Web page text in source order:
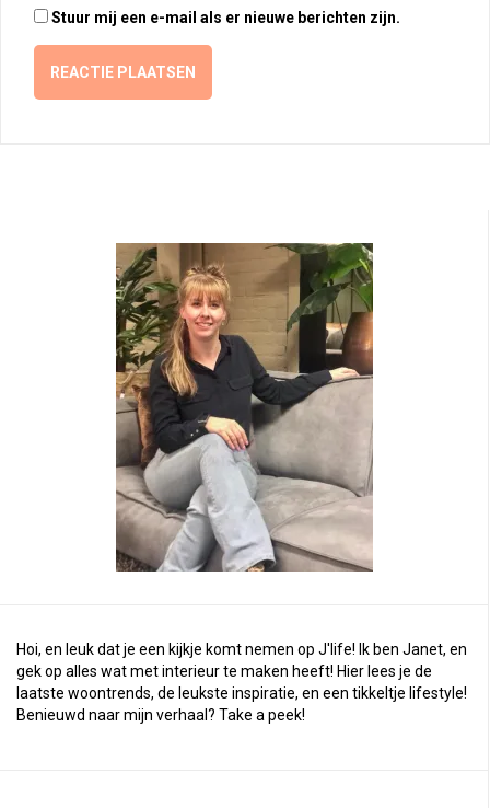
Stuur mij een e-mail als er nieuwe berichten zijn.
Hoi, en leuk dat je een kijkje komt nemen op J'life! Ik ben Janet, en
gek op alles wat met interieur te maken heeft! Hier lees je de
laatste woontrends, de leukste inspiratie, en een tikkeltje lifestyle!
Benieuwd naar mijn verhaal? Take a peek!